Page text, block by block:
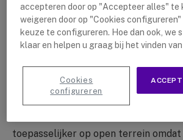
Doordat de UHF golven hoger zijn,
gemakkelijker door gebouwen en
obstakels heen, bij VHF gaan de
toepasselijker op open terrein omdat
accepteren door op "Accepteer alles" te
weigeren door op "Cookies
keuze te configureren. Hoe dan ook, we
klaar en helpen u graag bij het vinden
Cookies
configureren